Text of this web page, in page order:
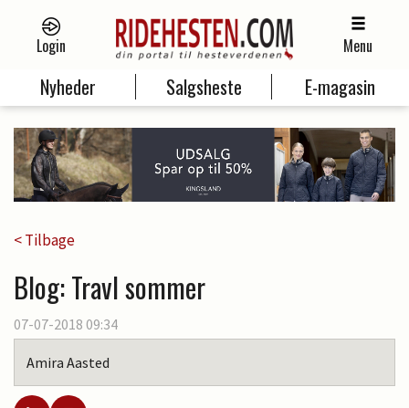
Login Menu
Nyheder Salgsheste E-magasin
< Tilbage
Blog: Travl sommer
07-07-2018 09:34
Amira Aasted